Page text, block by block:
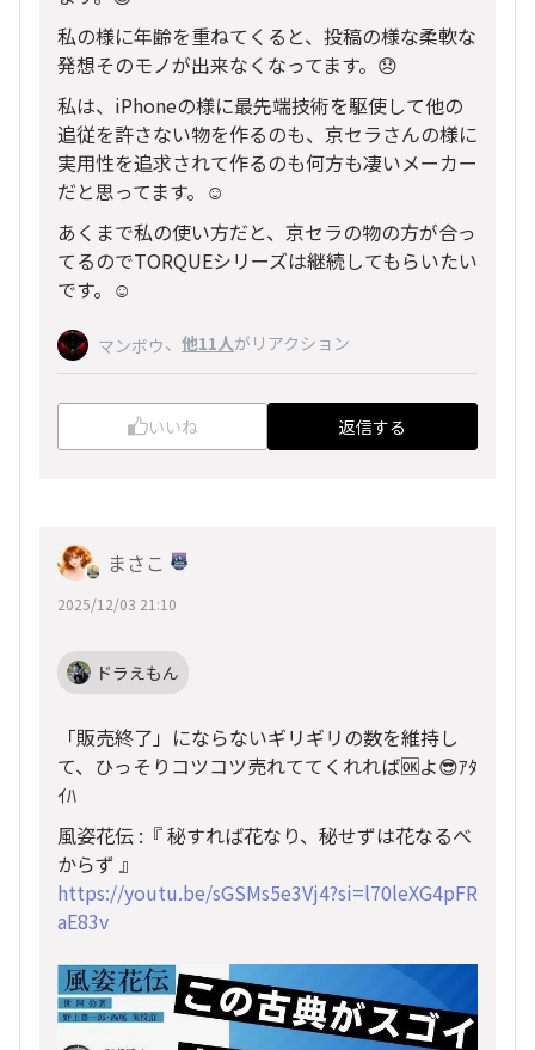
私の様に年齢を重ねてくると、投稿の様な柔軟な
発想そのモノが出来なくなってます。😞
私は、iPhoneの様に最先端技術を駆使して他の
追従を許さない物を作るのも、京セラさんの様に
実用性を追求されて作るのも何方も凄いメーカー
だと思ってます。☺️
あくまで私の使い方だと、京セラの物の方が合っ
てるのでTORQUEシリーズは継続してもらいたい
です。☺️
マンボウ、 他11人がリアクション
いいね 返信する
まさこ
2025/12/03 21:10
ドラえもん
「販売終了」にならないギリギリの数を維持し
て、ひっそりコツコツ売れててくれれば🆗よ😎ｱﾀ
ｲﾊ
風姿花伝 :『 秘すれば花なり、秘せずは花なるべ
からず 』
https://youtu.be/sGSMs5e3Vj4?si=l70leXG4pFR
aE83v